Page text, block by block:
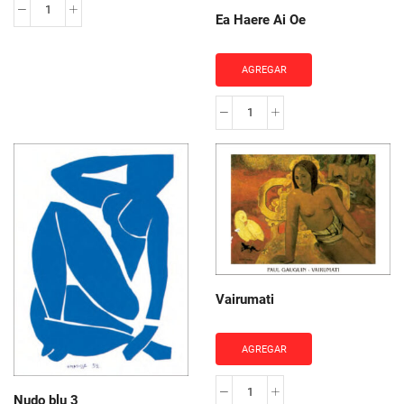
Aha
Ea Haere Ai Oe
AGREGAR
Ea
Haere
Ai
Oe
cantidad
Nudo blu 3
Vairumati
AGREGAR